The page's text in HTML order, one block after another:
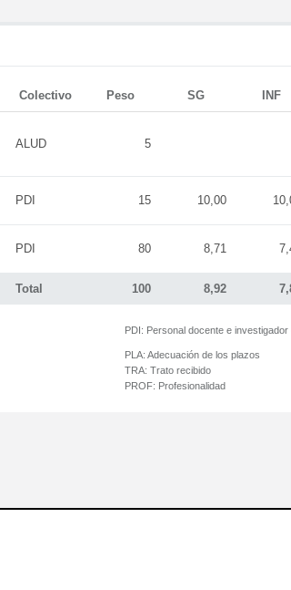
Colectivo Peso SG INF
Total 100 8,92
ALUD 5
PDI 15 10,00
PDI 80 8,71
PDI: Personal docente e investigador
PLA: Adecuación de los plazos
TRA: Trato recibido
PROF: Profesionalidad